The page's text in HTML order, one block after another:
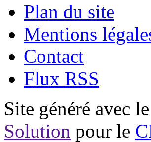
Plan du site
Mentions
Contact
Flux RSS
Site généré avec
Solution pour le